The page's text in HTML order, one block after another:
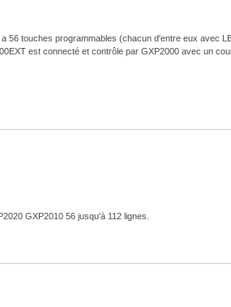
56 touches programmables (chacun d'entre eux avec
est connecté et contrôle par GXP2000 avec un
GXP2010 56 jusqu'à 112 lignes.